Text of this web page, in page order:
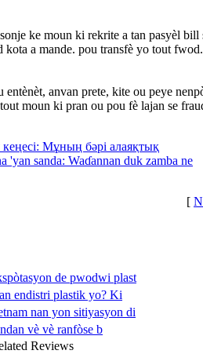
nje ke moun ki rekrite a tan pasyèl
kota a mande. pou transfè yo tout fwod.
entènèt, anvan prete, kite ou peye
moun ki pran ou pou fè lajan se
Мұның бәрі алаяқтық
'yan sanda: Waɗannan duk zamba ne
[
de pwodwi plast
endistri plastik yo? Ki
nan yon sitiyasyon di
vè vè ranfòse b
Reviews